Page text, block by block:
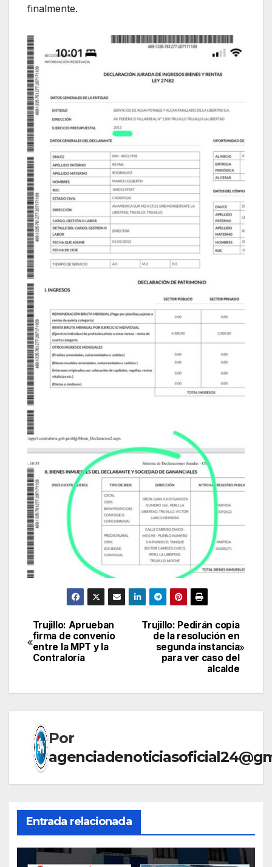
finalmente.
Navegación
de
Trujillo: Pedirán copia
de la resolución en
segunda instancia
para ver caso del
alcalde
Trujillo: Aprueban
firma de convenio
entre la MPT y la
Contraloría
Por
Entrada relacionada